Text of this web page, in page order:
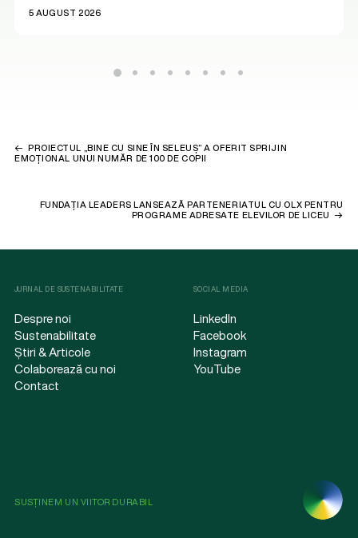
5 AUGUST 2026
PROIECTUL „BINE CU SINE ÎN SELEUȘ” A OFERIT SPRIJIN
EMOȚIONAL UNUI NUMĂR DE 100 DE COPII
FUNDAȚIA LEADERS LANSEAZĂ PARTENERIATUL CU OLX PENTRU
PROGRAME ADRESATE ELEVILOR DE LICEU
JURNAL DE SUSTENABILITATE
Despre noi
Sustenabilitate
Știri & Articole
Colaborează cu noi
Contact
SOCIAL MEDIA
LinkedIn
Facebook
Instagram
YouTube
SUSȚINEM UN VIITOR DURABIL